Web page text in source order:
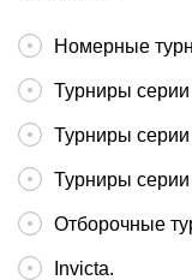
Номерные
Турниры
Турниры
Турниры
Отборочные
Invicta.